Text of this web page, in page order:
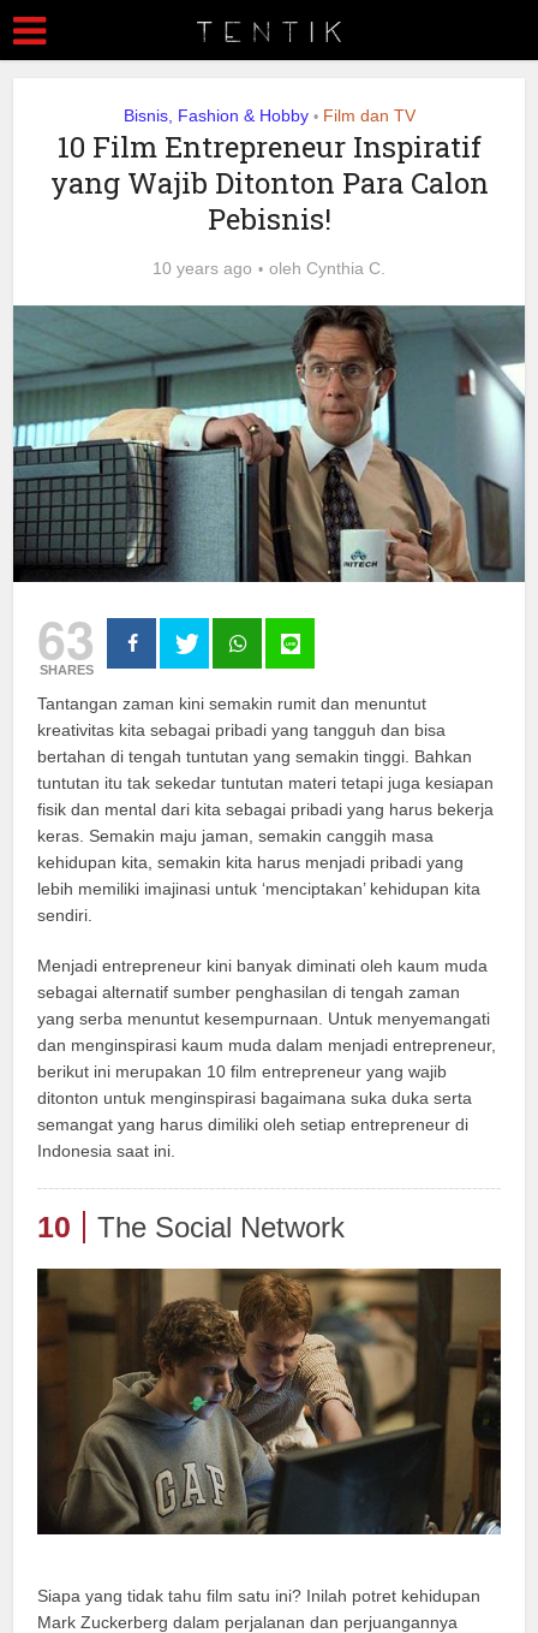
Bisnis, Fashion & Hobby • Film dan TV
10 Film Entrepreneur Inspiratif
yang Wajib Ditonton Para Calon
Pebisnis!
10 years ago oleh Cynthia C.
63
SHARES
Tantangan zaman kini semakin rumit dan menuntut
kreativitas kita sebagai pribadi yang tangguh dan bisa
bertahan di tengah tuntutan yang semakin tinggi. Bahkan
tuntutan itu tak sekedar tuntutan materi tetapi juga kesiapan
fisik dan mental dari kita sebagai pribadi yang harus bekerja
keras. Semakin maju jaman, semakin canggih masa
kehidupan kita, semakin kita harus menjadi pribadi yang
lebih memiliki imajinasi untuk ‘menciptakan’ kehidupan kita
sendiri.
Menjadi entrepreneur kini banyak diminati oleh kaum muda
sebagai alternatif sumber penghasilan di tengah zaman
yang serba menuntut kesempurnaan. Untuk menyemangati
dan menginspirasi kaum muda dalam menjadi entrepreneur,
berikut ini merupakan 10 film entrepreneur yang wajib
ditonton untuk menginspirasi bagaimana suka duka serta
semangat yang harus dimiliki oleh setiap entrepreneur di
Indonesia saat ini.
10 The Social Network
Siapa yang tidak tahu film satu ini? Inilah potret kehidupan
Mark Zuckerberg dalam perjalanan dan perjuangannya